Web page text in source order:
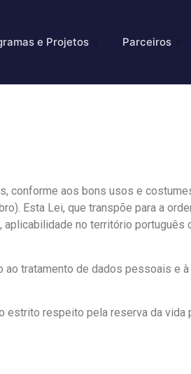
e Projetos Parceiros
conforme aos bons usos e
Esta Lei, que transpõe para a
no território português
tratamento de dados pessoais e à
respeito pela reserva da vida